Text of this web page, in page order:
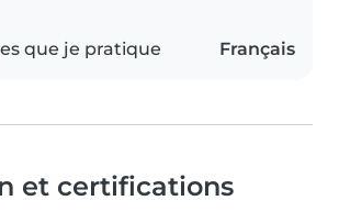
que je pratique Français
et certifications